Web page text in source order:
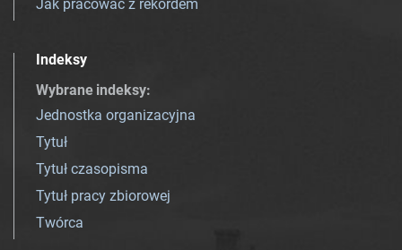
Jak pracować z rekordem
Indeksy
Wybrane indeksy:
Jednostka organizacyjna
Tytuł
Tytuł czasopisma
Tytuł pracy zbiorowej
Twórca